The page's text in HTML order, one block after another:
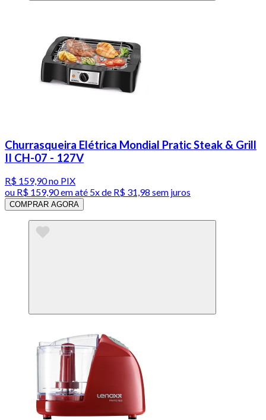
Churrasqueira Elétrica Mondial Pratic Steak & Grill
II CH-07 - 127V
R$ 159,90no PIX
ou R$ 159,90em até 5x de R$ 31,98 sem juros
COMPRAR AGORA